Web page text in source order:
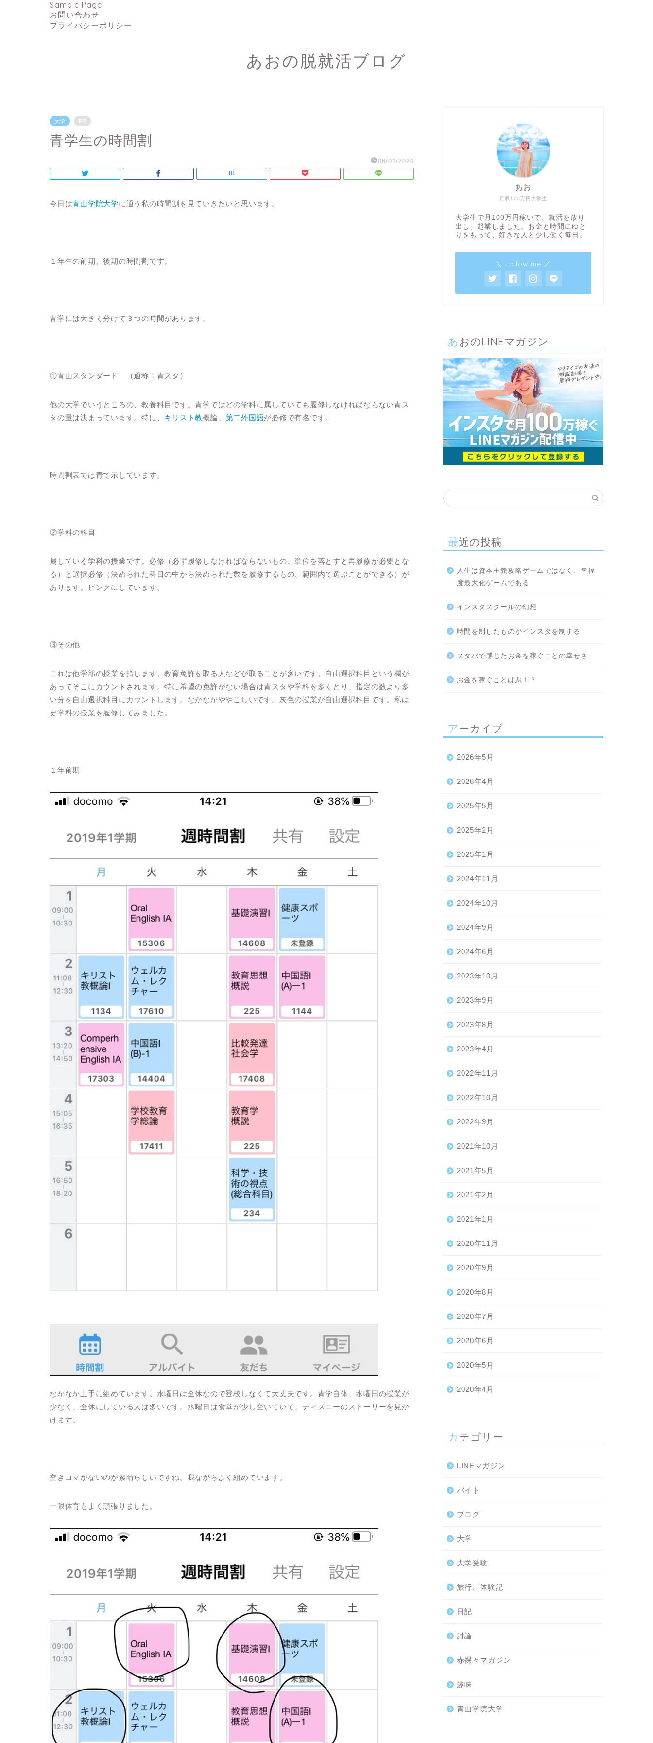
Sample Page
お問い合わせ
プライバシーポリシー
あおの脱就活ブログ
大学 PR
青学生の時間割
06/01/2020
今日は青山学院大学に通う私の時間割を見ていきたいと思います。
１年生の前期、後期の時間割です。
青学には大きく分けて３つの時間があります。
①青山スタンダード （通称：青スタ）
他の大学でいうところの、教養科目です。青学ではどの学科に属していても履修しなければならない青ス
タの量は決まっています。特に、 キリスト教概論、 第二外国語が必修で有名です。
時間割表では青で示しています。
②学科の科目
属している学科の授業です。必修（必ず履修しなければならないもの、単位を落とすと再履修が必要とな
る）と選択必修（決められた科目の中から決められた数を履修するもの、範囲内で選ぶことができる）が
あります。ピンクにしています。
③その他
これは他学部の授業を指します。教育免許を取る人などが取ることが多いです。自由選択科目という欄が
あってそこにカウントされます。特に希望の免許がない場合は青スタや学科を多くとり、指定の数より多
い分を自由選択科目にカウントします。なかなかややこしいです。灰色の授業が自由選択科目です。私は
史学科の授業を履修してみました。
１年前期
なかなか上手に組めています。水曜日は全休なので登校しなくて大丈夫です。青学自体、水曜日の授業が
少なく、全休にしている人は多いです。水曜日は食堂が少し空いていて、ディズニーのストーリーを見か
けます。
空きコマがないのが素晴らしいですね。我ながらよく組めています。
一限体育もよく頑張りました。
月収100万円大学生
あお
大学生で月100万円稼いで、就活を放り
出し、起業しました。お金と時間にゆと
りをもって、好きな人と少し働く毎日。
＼ Follow me ／
あおのLINEマガジン
最近の投稿
人生は資本主義攻略ゲームではなく、幸福
度最大化ゲームである
インスタスクールの幻想
時間を制したものがインスタを制する
スタバで感じたお金を稼ぐことの幸せさ
お金を稼ぐことは悪！？
アーカイブ
2026年5月
2026年4月
2025年5月
2025年2月
2025年1月
2024年11月
2024年10月
2024年9月
2024年6月
2023年10月
2023年9月
2023年8月
2023年4月
2022年11月
2022年10月
2022年9月
2021年10月
2021年5月
2021年2月
2021年1月
2020年11月
2020年9月
2020年8月
2020年7月
2020年6月
2020年5月
2020年4月
カテゴリー
LINEマガジン
バイト
ブログ
大学
大学受験
旅行、体験記
日記
討論
赤裸々マガジン
趣味
青山学院大学